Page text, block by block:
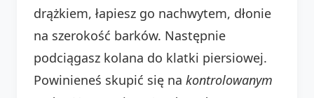
drążkiem, łapiesz go nachwytem, dłonie
na szerokość barków. Następnie
podciągasz kolana do klatki piersiowej.
Powinieneś skupić się na kontrolowanym